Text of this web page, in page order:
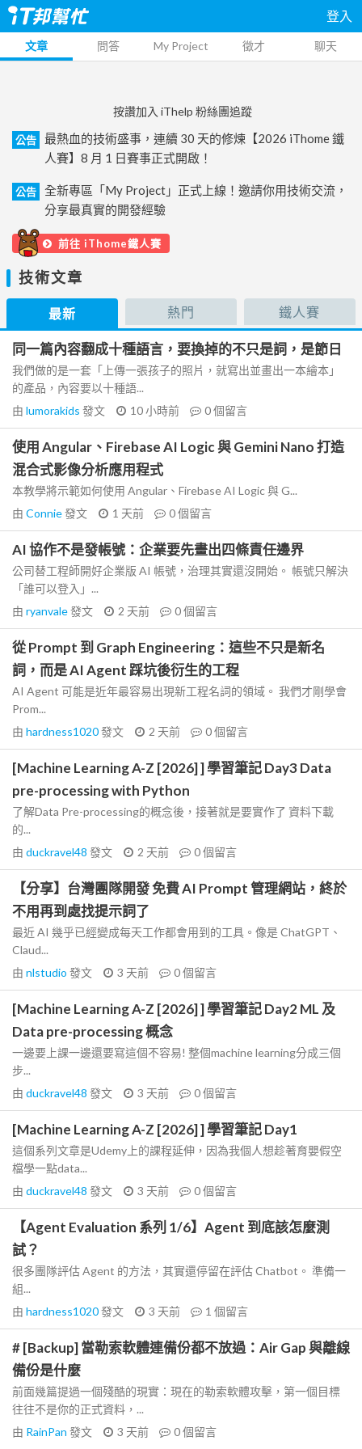
登入
文章 問答 My Project 徵才 聊天
按讚加入 iThelp 粉絲團追蹤
公告
最熱血的技術盛事，連續 30 天的修煉【2026 iThome 鐵
人賽】8 月 1 日賽事正式開啟！
公告
全新專區「My Project」正式上線！邀請你用技術交流，
分享最真實的開發經驗
前往 iThome鐵人賽
技術文章
最新 熱門 鐵人賽
同一篇內容翻成十種語言，要換掉的不只是詞，是節日
我們做的是一套「上傳一張孩子的照片，就寫出並畫出一本繪本」
的產品，內容要以十種語...
由 lumorakids 發文 10 小時前 0個留言
使用 Angular、Firebase AI Logic 與 Gemini Nano 打造
混合式影像分析應用程式
本教學將示範如何使用 Angular、Firebase AI Logic 與 G...
由 Connie發文 1 天前 0個留言
AI 協作不是發帳號：企業要先畫出四條責任邊界
公司替工程師開好企業版 AI 帳號，治理其實還沒開始。 帳號只解決
「誰可以登入」...
由 ryanvale發文 2 天前 0個留言
從 Prompt 到 Graph Engineering：這些不只是新名
詞，而是 AI Agent 踩坑後衍生的工程
AI Agent 可能是近年最容易出現新工程名詞的領域。 我們才剛學會
Prom...
由 hardness1020發文 2 天前 0個留言
[Machine Learning A-Z [2026] ] 學習筆記 Day3 Data
pre-processing with Python
了解Data Pre-processing的概念後，接著就是要實作了 資料下載
的...
由 duckravel48 發文 2 天前 0個留言
【分享】台灣團隊開發 免費 AI Prompt 管理網站，終於
不用再到處找提示詞了
最近 AI 幾乎已經變成每天工作都會用到的工具。像是 ChatGPT、
Claud...
由 nlstudio 發文 3 天前 0個留言
[Machine Learning A-Z [2026] ] 學習筆記 Day2 ML 及
Data pre-processing 概念
一邊要上課一邊還要寫這個不容易! 整個machine learning分成三個
步...
由 duckravel48 發文 3 天前 0個留言
[Machine Learning A-Z [2026] ] 學習筆記 Day1
這個系列文章是Udemy上的課程延伸，因為我個人想趁著育嬰假空
檔學一點data...
由 duckravel48 發文 3 天前 0個留言
【Agent Evaluation 系列 1/6】Agent 到底該怎麼測
試？
很多團隊評估 Agent 的方法，其實還停留在評估 Chatbot。 準備一
組...
由 hardness1020發文 3 天前 1 個留言
# [Backup] 當勒索軟體連備份都不放過：Air Gap 與離線
備份是什麼
前面幾篇提過一個殘酷的現實：現在的勒索軟體攻擊，第一個目標
往往不是你的正式資料，...
由 RainPan 發文 3 天前 0個留言